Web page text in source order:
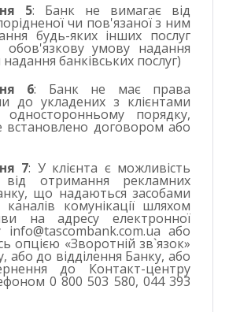
5: Банк не вимагає від
чи пов'язаної з ним
будь-яких інших послуг
обов'язкову умову надання
банківських послуг)
6: Банк не має права
до укладених з клієнтами
порядку,
договором або
7: У клієнта є можливість
від отримання рекламних
що надаються засобами
каналів комунікації шляхом
на адресу електронної
info@tascombank.com.ua або
опцією «Зворотній зв`язок»
або до відділення Банку, або
до Контакт-центру
0 800 503 580, 044 393